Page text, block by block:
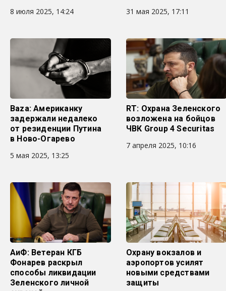
8 июля 2025, 14:24
31 мая 2025, 17:11
Baza: Американку
задержали недалеко
от резиденции Путина
в Ново-Огарево
5 мая 2025, 13:25
RT: Охрана Зеленского
возложена на бойцов
ЧВК Group 4 Securitas
7 апреля 2025, 10:16
АиФ: Ветеран КГБ
Фонарев раскрыл
способы ликвидации
Зеленского личной
Охрану вокзалов и
аэропортов усилят
новыми средствами
защиты